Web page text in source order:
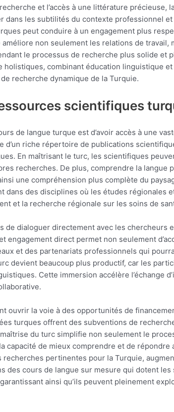
et l’accès à une littérature précieuse,
les subtilités du contexte professionnel
peut conduire à un engagement plus
non seulement les relations de travail,
le processus de recherche plus solide et
holistiques, combinant éducation linguistique
recherche dynamique de la Turquie.
scientifiques
de langue turque est d’avoir accès à une
riche répertoire de publications
En maîtrisant le turc, les scientifiques
recherches. De plus, comprendre la
une compréhension plus complète du
des disciplines où les études régionales
et la recherche régionale sur les soins de
de dialoguer directement avec les chercheurs
engagement direct permet non seulement
et des partenariats professionnels qui
devient beaucoup plus productif, car les
Cette immersion accélère l’échange
ouvrir la voie à des opportunités de
turques offrent des subventions de
du turc simplifie non seulement le
capacité de mieux comprendre et de
pertinentes pour la Turquie,
des cours de langue sur mesure qui dotent
ainsi qu’ils peuvent pleinement